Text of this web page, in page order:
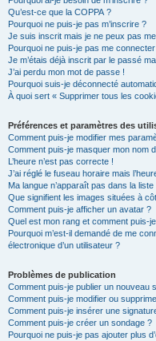
Qu’est-ce que la COPPA ?
Pourquoi ne puis-je pas m’inscrire ?
Je suis inscrit mais je ne peux pas
Pourquoi ne puis-je pas me
Je m’étais déjà inscrit par le passé
J’ai perdu mon mot de passe !
Pourquoi suis-je déconnecté
À quoi sert « Supprimer tous les
Préférences et paramètres des
Comment puis-je modifier mes
Comment puis-je masquer mon nom
L’heure n’est pas correcte !
J’ai réglé le fuseau horaire mais
Ma langue n’apparaît pas dans la liste
Que signifient les images situées à
Comment puis-je afficher un avatar ?
Quel est mon rang et comment puis-
Pourquoi m’est-il demandé de me
électronique d’un utilisateur ?
Problèmes de publication
Comment puis-je publier un nouveau
Comment puis-je modifier ou
Comment puis-je insérer une
Comment puis-je créer un sondage ?
Pourquoi ne puis-je pas ajouter plus